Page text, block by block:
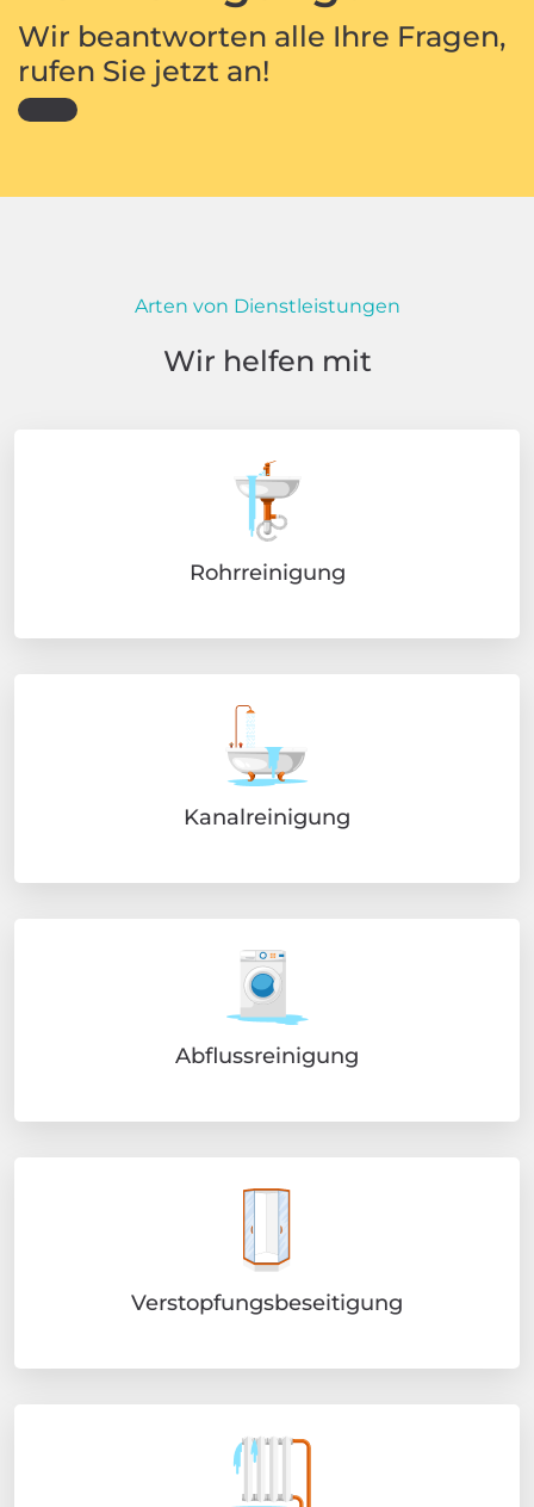
Wir beantworten alle Ihre Fragen,
rufen Sie jetzt an!
Arten von Dienstleistungen
Wir helfen mit
Rohrreinigung
Kanalreinigung
Abflussreinigung
Verstopfungsbeseitigung